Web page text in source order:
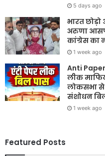
5 days ago
भारत
अरुणा
कांग्रेस का
1 week ago
Anti
लीक
लोकसभा से
संशोधन
1 week ago
Featured Posts